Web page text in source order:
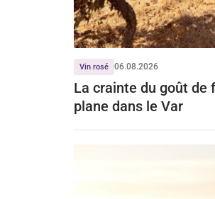
Vin rosé 06.08.2026
La crainte du goût de
plane dans le Var